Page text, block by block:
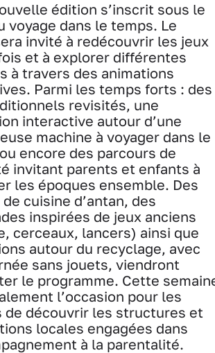
édition s’inscrit sous le
voyage dans le temps. Le
invité à redécouvrir les jeux
et à explorer différentes
à travers des animations
Parmi les temps forts : des
revisités, une
interactive autour d’une
machine à voyager dans le
encore des parcours de
invitant parents et enfants à
les époques ensemble. Des
cuisine d’antan, des
inspirées de jeux anciens
cerceaux, lancers) ainsi que
autour du recyclage, avec
sans jouets, viendront
le programme. Cette
l’occasion pour les
de découvrir les structures et
locales engagées dans
à la parentalité.